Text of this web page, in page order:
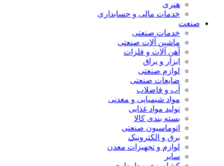
هنری
خدمات مالی و حسابداری
صنعت
خدمات صنعتی
ماشین آلات صنعتی
آهن آلات و فلزات
ابزار و یراق
لوازم صنعتی
ضایعات صنعتی
آب و فاضلاب
مواد شیمیایی و معدنی
تولید مواد غذایی
بسته بندی کالا
اتوماسیون صنعتی
برق و الکترونیک
لوازم و تجهیزات معدن
سایر